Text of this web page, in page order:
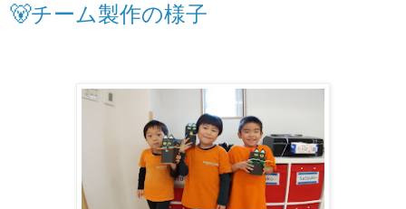
🐻チーム製作の様子